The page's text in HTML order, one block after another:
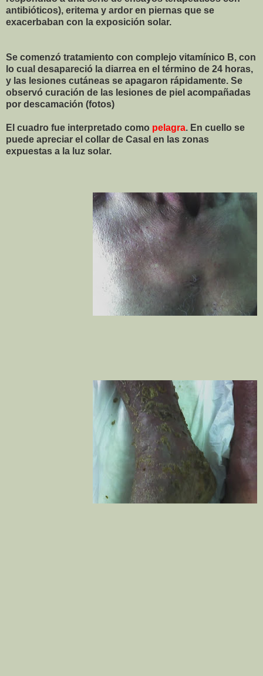
antibióticos), eritema y ardor en piernas que se
exacerbaban con la exposición solar.
Se comenzó tratamiento con complejo vitamínico B, con
lo cual desapareció la diarrea en el término de 24 horas,
y las lesiones cutáneas se apagaron rápidamente. Se
observó curación de las lesiones de piel acompañadas
por descamación (fotos)
El cuadro fue interpretado como pelagra. En cuello se
puede apreciar el collar de Casal en las zonas
expuestas a la luz solar.